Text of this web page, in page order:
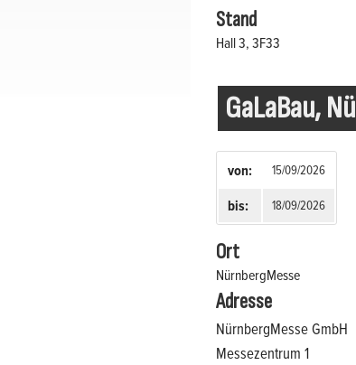
Stand
Hall 3, 3F33
GaLaBau,
von: 15/09/2026
bis: 18/09/2026
Ort
NürnbergMesse
Adresse
NürnbergMesse GmbH
Messezentrum 1